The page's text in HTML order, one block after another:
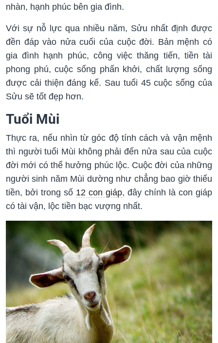
nhàn, hạnh phúc bên gia đình.
Với sự nỗ lực qua nhiều năm, Sửu nhất định được
đền đáp vào nửa cuối của cuộc đời. Bản mệnh có
gia đình hạnh phúc, công việc thăng tiến, tiền tài
phong phú, cuộc sống phấn khởi, chất lượng sống
được cải thiện đáng kể. Sau tuổi 45 cuộc sống của
Sửu sẽ tốt đẹp hơn.
Tuổi Mùi
Thực ra, nếu nhìn từ góc độ tính cách và vận mệnh
thì người tuổi Mùi không phải đến nửa sau của cuộc
đời mới có thể hưởng phúc lộc. Cuộc đời của những
người sinh năm Mùi dường như chẳng bao giờ thiếu
tiền, bởi trong số 12 con giáp, đây chính là con giáp
có tài vận, lộc tiền bạc vượng nhất.